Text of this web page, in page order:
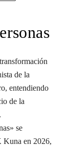
de la
entendiendo
de la
se
Kuna en 2026,